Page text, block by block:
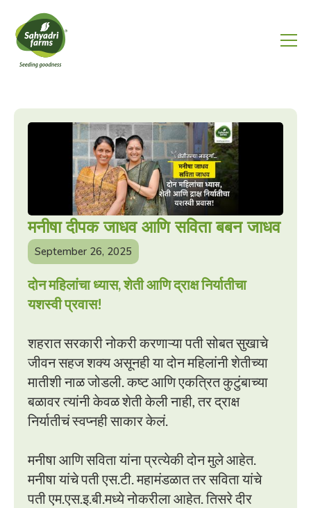
मनीषा दीपक जाधव आणि सविता बबन जाधव
September 26, 2025
दोन महिलांचा ध्यास, शेती आणि द्राक्ष निर्यातीचा
यशस्वी प्रवास!
शहरात सरकारी नोकरी करणाऱ्या पती सोबत सुखाचे
जीवन सहज शक्य असूनही या दोन महिलांनी शेतीच्या
मातीशी नाळ जोडली. कष्ट आणि एकत्रित कुटुंबाच्या
बळावर त्यांनी केवळ शेती केली नाही, तर द्राक्ष
निर्यातीचं स्वप्नही साकार केलं.
मनीषा आणि सविता यांना प्रत्येकी दोन मुले आहेत.
मनीषा यांचे पती एस.टी. महामंडळात तर सविता यांचे
पती एम.एस.इ.बी.मध्ये नोकरीला आहेत. तिसरे दीर